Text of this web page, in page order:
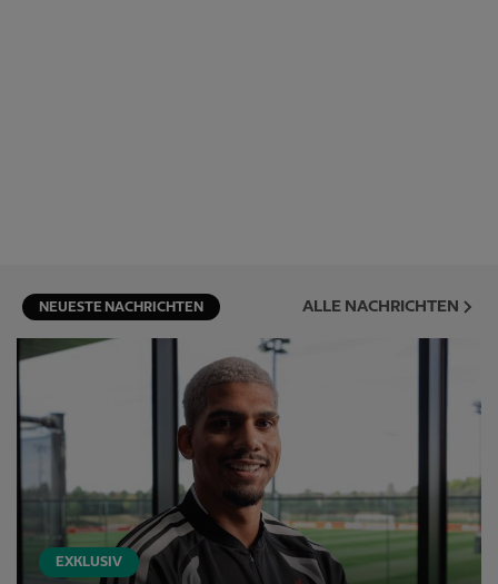
NEUESTE NACHRICHTEN ALLE NACHRICHTEN
EXKLUSIV